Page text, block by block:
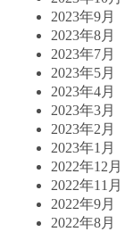
2023年9月
2023年8月
2023年7月
2023年5月
2023年4月
2023年3月
2023年2月
2023年1月
2022年12月
2022年11月
2022年9月
2022年8月